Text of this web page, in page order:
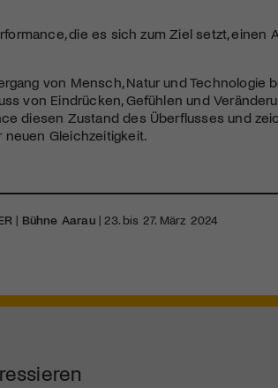
die es sich zum Ziel setzt, einen
von Mensch, Natur und Technologie
von Eindrücken, Gefühlen und
diesen Zustand des Überflusses und
Gleichzeitigkeit.
| Bühne Aarau| 23. bis 27. März 2024